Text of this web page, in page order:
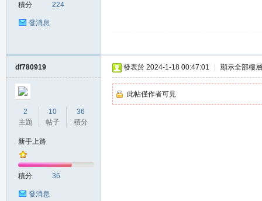
積分 224
發消息
df780919
2
主題
10
帖子
36
積分
新手上路
積分 36
發消息
發表於 2024-1-18 00:47:01 顯示全部樓層
此帖僅作者可見